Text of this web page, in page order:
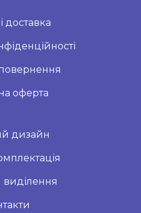
доставка
оферта
дизайн
виділення